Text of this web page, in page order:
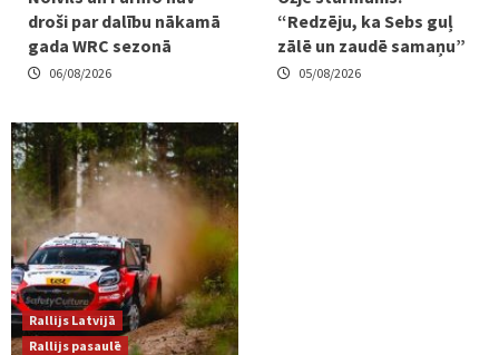
droši par dalību nākamā
gada WRC sezonā
06/08/2026
“Redzēju, ka Sebs guļ
zālē un zaudē samaņu”
05/08/2026
Rallijs Latvijā
Rallijs pasaulē